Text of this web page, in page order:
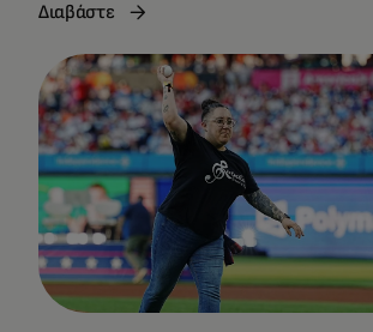
Διαβάστε